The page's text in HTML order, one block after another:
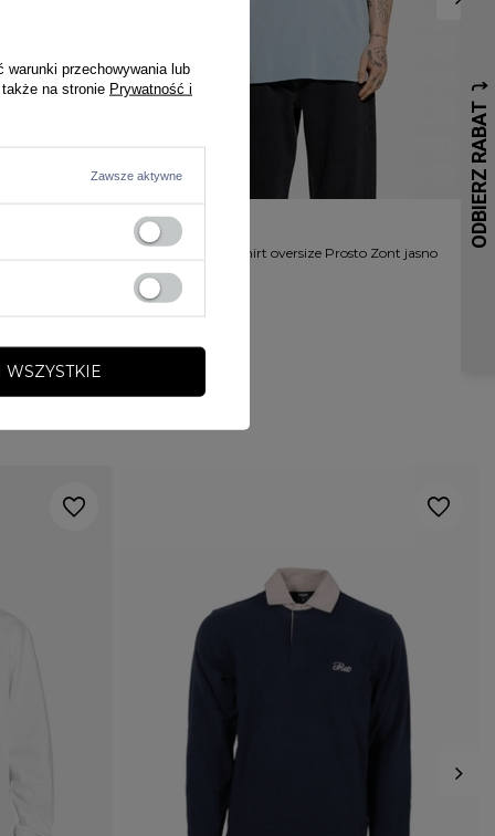
PROMOCJA
PROSTO
Koszulka męska t-shirt oversize Prosto Zont jasno
115,00 zł
warunki przechowywania lub
na stronie Prywatność i
Zawsze aktywne